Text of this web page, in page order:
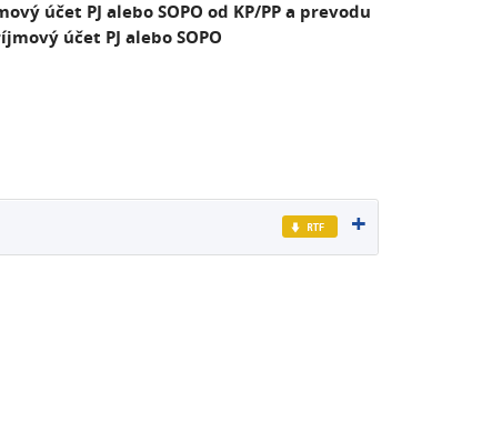
účet PJ alebo SOPO od KP/PP a prevodu
účet PJ alebo SOPO